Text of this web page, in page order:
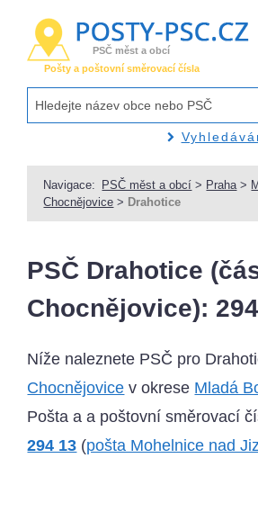
PSČ měst a obcí
Pošty a poštovní směrovací čísla
Navigace: PSČ měst a obcí > Praha >
Chocnějovice > Drahotice
PSČ Drahotice
Chocnějovice):
Níže naleznete PSČ pro
Chocnějovice v okrese Mladá
Pošta a a poštovní směrovací
294 13 (pošta Mohelnice nad